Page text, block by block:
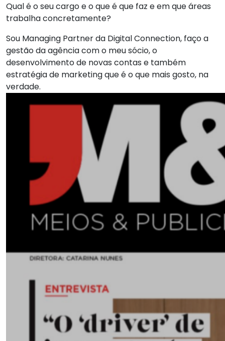
Qual é o seu cargo e o que é que faz e em que áreas
trabalha concretamente?
Sou Managing Partner da Digital Connection, faço a
gestão da agência com o meu sócio, o
desenvolvimento de novas contas e também
estratégia de marketing que é o que mais gosto, na
verdade.